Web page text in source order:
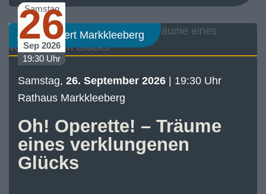
Abo-Konzert Markkleeberg
Samstag
26
Sep 2026
19:30 Uhr
Samstag, 26. September 2026 | 19:30 Uhr
Rathaus Markkleeberg
Oh! Operette! – Träume
eines verklungenen
Glücks